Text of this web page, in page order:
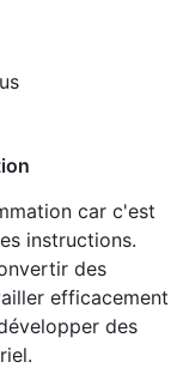
car c'est
instructions.
des
efficacement
des